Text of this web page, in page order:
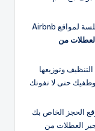
إدارة سلسة لمواقع Airbnb
من
وتوزيعها
حتى لا تفوتك
الحجز الخاص بك
العطلات من